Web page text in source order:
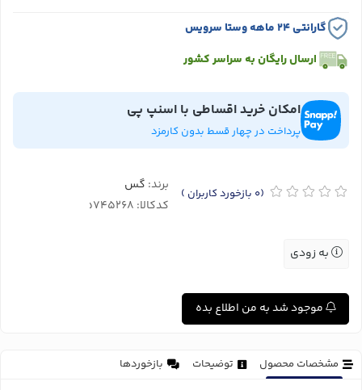
گارانتی ۲۴ ماهه وستا سرویس
ارسال رایگان به سراسر کشور
امکان خرید اقساطی با اسنپ پی
پرداخت در چهار قسط بدون کارمزد
(0 بازخورد کاربران ) برند: گس
کدکالا:
به زودی
موجود شد به من اطلاع بده
مشخصات محصول توضیحات بازخوردها